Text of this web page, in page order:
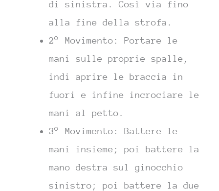
di sinistra. Così via fino
alla fine della strofa.
2° Movimento: Portare le
mani sulle proprie spalle,
indi aprire le braccia in
fuori e infine incrociare le
mani al petto.
3° Movimento: Battere le
mani insieme; poi battere la
mano destra sul ginocchio
sinistro; poi battere la due